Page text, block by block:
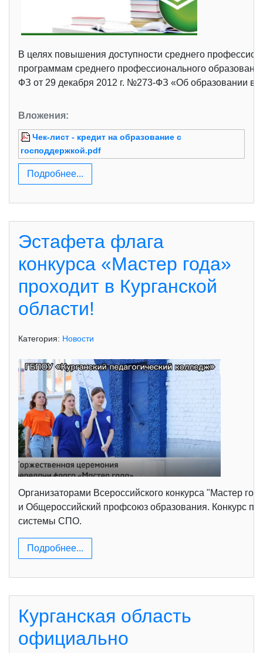
В целях повышения доступности среднего
программам среднего профессионального
ФЗ от 29 декабря 2012 г. №273-ФЗ «Об образовании в
Вложения:
Чек-лист - кредит на образование с
господдержкой.pdf
Подробнее...
Эстафета флага
конкурса «Мастер года»
проходит в Курганской
области!
Категория: Новости
Организаторами Всероссийского конкурса "Мастер
и Общероссийский профсоюз образования. Конкурс
системы СПО.
Подробнее...
Курганская область
официально